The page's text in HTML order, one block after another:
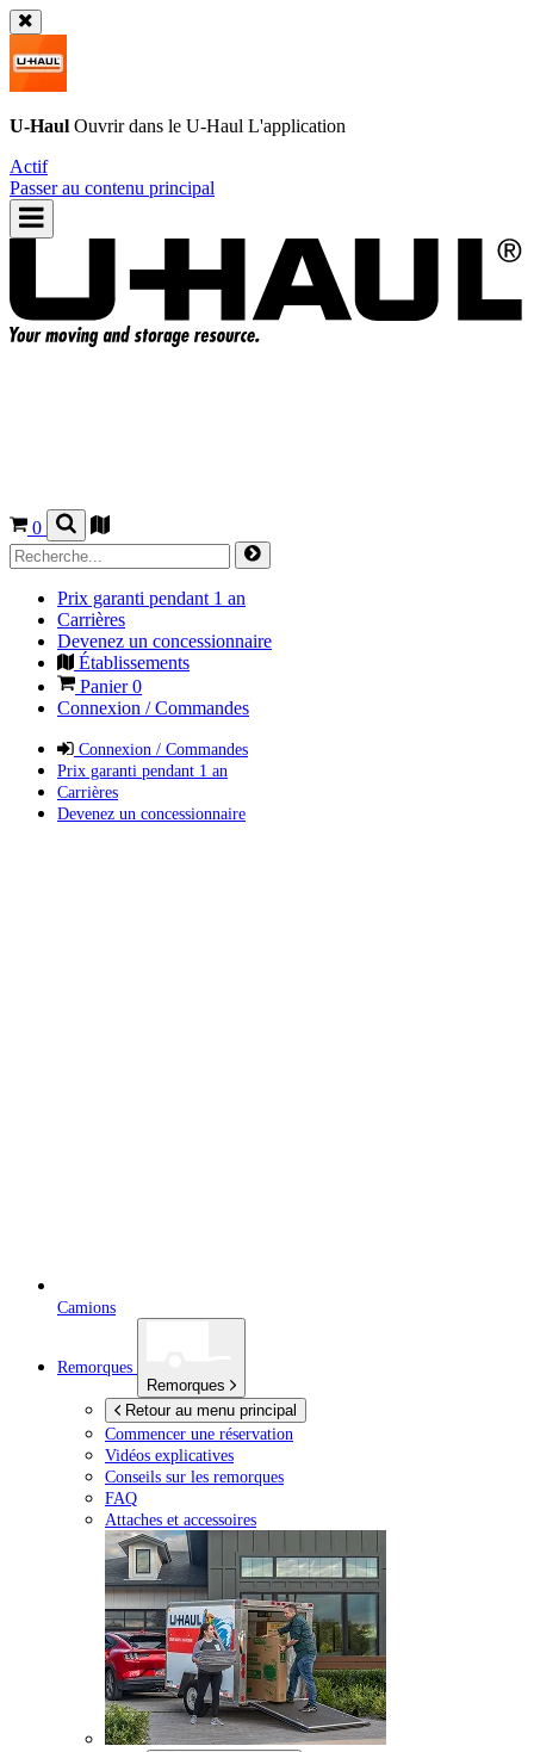
U-Haul Ouvrir dans le U-Haul L'application
Actif
Passer au contenu principal
0
Prix garanti pendant 1 an
Carrières
Devenez un concessionnaire
Établissements
Panier0
Connexion / Commandes
Connexion / Commandes
Prix garanti pendant 1 an
Carrières
Devenez un concessionnaire
Camions
Remorques
Remorques
Retour au menu principal
Commencer une réservation
Vidéos explicatives
Conseils sur les remorques
FAQ
Attaches et accessoires